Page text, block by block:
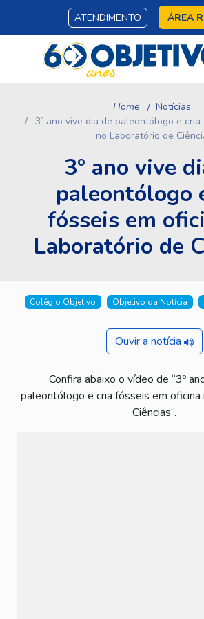
ATENDIMENTO ÁREA
Home
Notícias
3º ano vive dia de paleontólogo e
no Laboratório de
3º ano vive
paleontólogo
fósseis em
Laboratório de
Colégio Objetivo Objetivo da Notícia
Ouvir a notícia
Confira abaixo o vídeo de “3º
paleontólogo e cria fósseis em
Ciências”.